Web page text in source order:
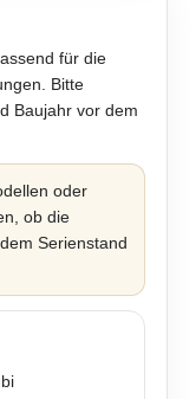
für die
Bitte
Baujahr vor dem
oder
ob die
Serienstand